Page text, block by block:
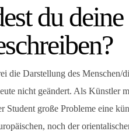
du
die Darstellung des Menschen/
nicht geändert. Als Künstler
Student große Probleme eine
noch der